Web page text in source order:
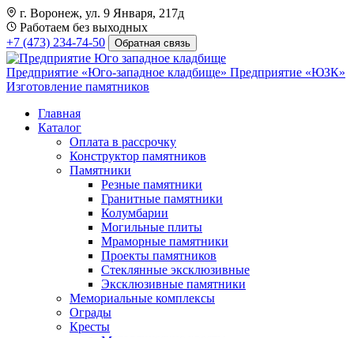
г. Воронеж, ул. 9 Января, 217д
Работаем без выходных
+7 (473) 234-74-50
Обратная связь
Предприятие «Юго-западное кладбище» Предприятие «ЮЗК»
Изготовление памятников
Главная
Каталог
Оплата в рассрочку
Конструктор памятников
Памятники
Резные памятники
Гранитные памятники
Колумбарии
Могильные плиты
Мраморные памятники
Проекты памятников
Стеклянные эксклюзивные
Эксклюзивные памятники
Мемориальные комплексы
Ограды
Кресты